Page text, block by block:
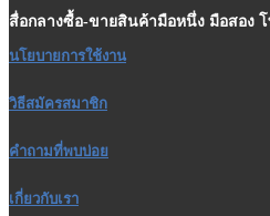
สื่อกลางซื้อ-ขายสินค้ามือหนึ่ง มือสอง
นโยบายการใช้งาน
วิธีสมัครสมาชิก
คำถามที่พบบ่อย
เกี่ยวกับเรา